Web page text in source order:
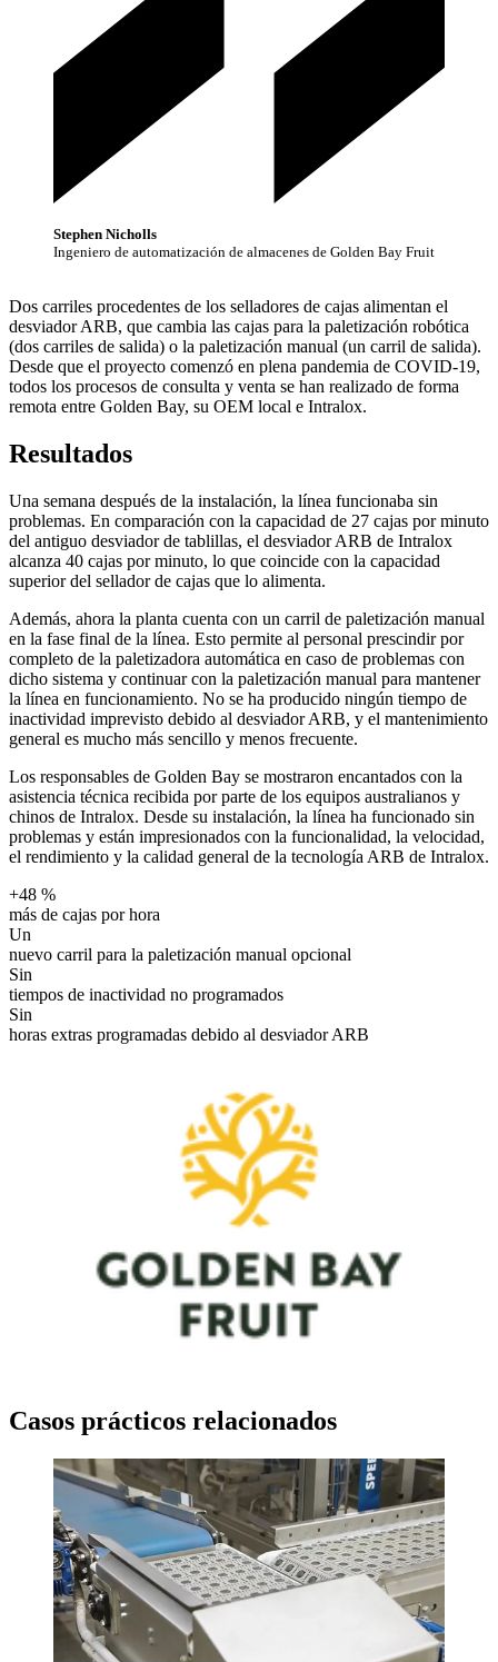
Stephen Nicholls
Ingeniero de automatización de almacenes de Golden Bay Fruit
Dos carriles procedentes de los selladores de cajas alimentan el
desviador ARB, que cambia las cajas para la paletización robótica
(dos carriles de salida) o la paletización manual (un carril de salida).
Desde que el proyecto comenzó en plena pandemia de COVID-19,
todos los procesos de consulta y venta se han realizado de forma
remota entre Golden Bay, su OEM local e Intralox.
Resultados
Una semana después de la instalación, la línea funcionaba sin
problemas. En comparación con la capacidad de 27 cajas por minuto
del antiguo desviador de tablillas, el desviador ARB de Intralox
alcanza 40 cajas por minuto, lo que coincide con la capacidad
superior del sellador de cajas que lo alimenta.
Además, ahora la planta cuenta con un carril de paletización manual
en la fase final de la línea. Esto permite al personal prescindir por
completo de la paletizadora automática en caso de problemas con
dicho sistema y continuar con la paletización manual para mantener
la línea en funcionamiento. No se ha producido ningún tiempo de
inactividad imprevisto debido al desviador ARB, y el mantenimiento
general es mucho más sencillo y menos frecuente.
Los responsables de Golden Bay se mostraron encantados con la
asistencia técnica recibida por parte de los equipos australianos y
chinos de Intralox. Desde su instalación, la línea ha funcionado sin
problemas y están impresionados con la funcionalidad, la velocidad,
el rendimiento y la calidad general de la tecnología ARB de Intralox.
+48 %
más de cajas por hora
Un
nuevo carril para la paletización manual opcional
Sin
tiempos de inactividad no programados
Sin
horas extras programadas debido al desviador ARB
Casos prácticos relacionados